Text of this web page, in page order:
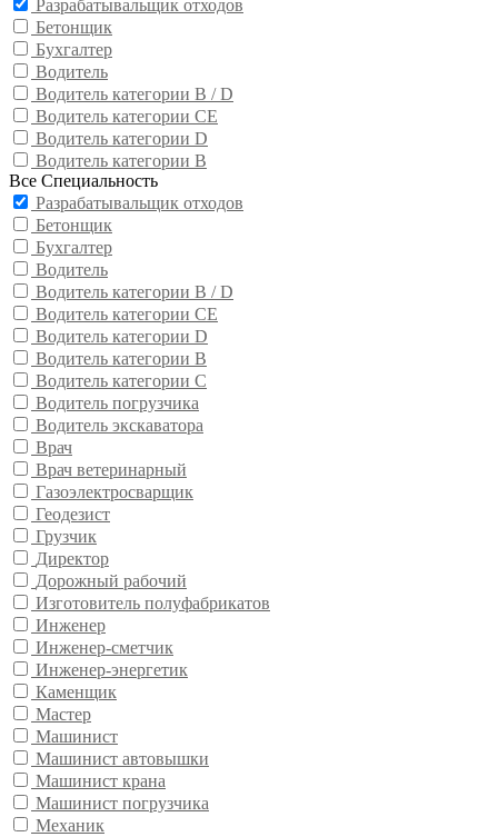
Разрабатывальщик отходов
Бетонщик
Бухгалтер
Водитель
Водитель категории B / D
Водитель категории CE
Водитель категории D
Водитель категории В
Все Специальность
Разрабатывальщик отходов
Бетонщик
Бухгалтер
Водитель
Водитель категории B / D
Водитель категории CE
Водитель категории D
Водитель категории В
Водитель категории С
Водитель погрузчика
Водитель экскаватора
Врач
Врач ветеринарный
Газоэлектросварщик
Геодезист
Грузчик
Директор
Дорожный рабочий
Изготовитель полуфабрикатов
Инженер
Инженер-сметчик
Инженер-энергетик
Каменщик
Мастер
Машинист
Машинист автовышки
Машинист крана
Машинист погрузчика
Механик